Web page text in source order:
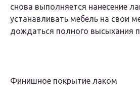
снова выполняется нанесение
устанавливать мебель на свои
дождаться полного высыхания
Финишное покрытие лаком